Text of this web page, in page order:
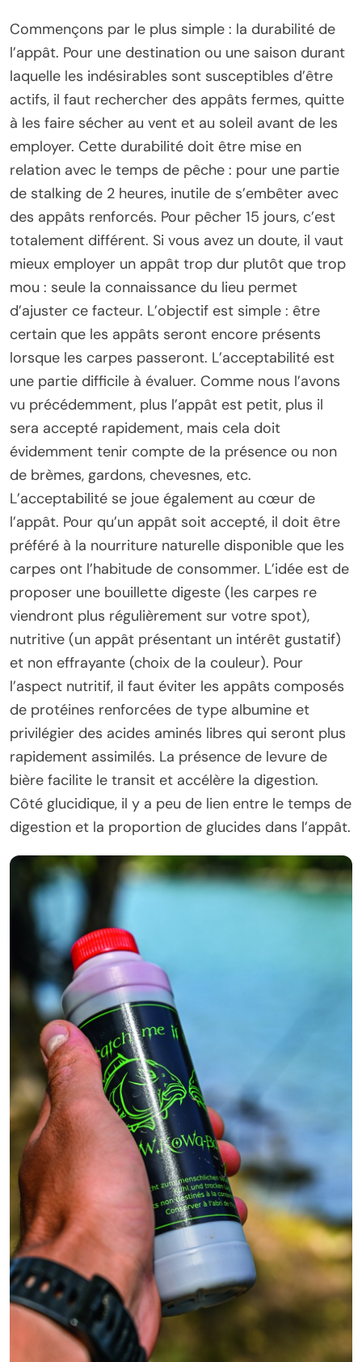
Commençons par le plus simple : la durabilité de
l’appât. Pour une destination ou une saison durant
laquelle les indésirables sont susceptibles d’être
actifs, il faut rechercher des appâts fermes, quitte
à les faire sécher au vent et au soleil avant de les
employer. Cette durabilité doit être mise en
relation avec le temps de pêche : pour une partie
de stalking de 2 heures, inutile de s’embêter avec
des appâts renforcés. Pour pêcher 15 jours, c’est
totalement différent. Si vous avez un doute, il vaut
mieux employer un appât trop dur plutôt que trop
mou : seule la connaissance du lieu permet
d’ajuster ce facteur. L’objectif est simple : être
certain que les appâts seront encore présents
lorsque les carpes passeront. L’acceptabilité est
une partie difficile à évaluer. Comme nous l’avons
vu précédemment, plus l’appât est petit, plus il
sera accepté rapidement, mais cela doit
évidemment tenir compte de la présence ou non
de brèmes, gardons, chevesnes, etc.
L’acceptabilité se joue également au cœur de
l’appât. Pour qu’un appât soit accepté, il doit être
préféré à la nourriture naturelle disponible que les
carpes ont l’habitude de consommer. L’idée est de
proposer une bouillette digeste (les carpes re
viendront plus régulièrement sur votre spot),
nutritive (un appât présentant un intérêt gustatif)
et non effrayante (choix de la couleur). Pour
l’aspect nutritif, il faut éviter les appâts composés
de protéines renforcées de type albumine et
privilégier des acides aminés libres qui seront plus
rapidement assimilés. La présence de levure de
bière facilite le transit et accélère la digestion.
Côté glucidique, il y a peu de lien entre le temps de
digestion et la proportion de glucides dans l’appât.